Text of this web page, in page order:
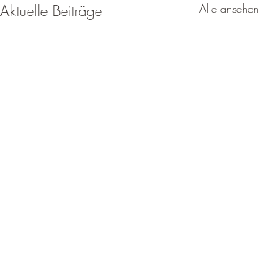
Aktuelle Beiträge Alle ansehen